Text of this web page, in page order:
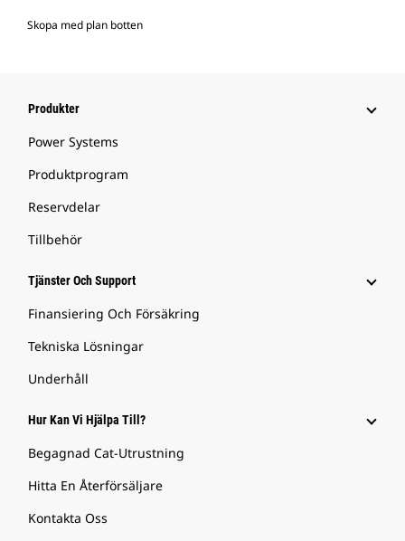
Skopa med plan botten
Produkter
Power Systems
Produktprogram
Reservdelar
Tillbehör
Tjänster Och Support
Finansiering Och Försäkring
Tekniska Lösningar
Underhåll
Hur Kan Vi Hjälpa Till?
Begagnad Cat-Utrustning
Hitta En Återförsäljare
Kontakta Oss